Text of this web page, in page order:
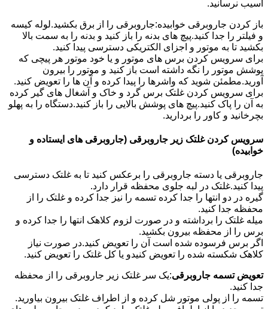
آسیب نرسانید.
باز کردن جاروبرقی خوابیده:جاروبرقی را از برق بکشید.لوله کیسه
و فیلتر را جدا کنید.پیچ های بدنه را باز کنید و بدنه را به سمت بالا
بکشید تا به موتور و اجزای الکتریکی دسترسی پیدا کنید.
برای سرویس کردن برس های موتور و یا خود موتور هر پیچی که
پوشش موتور را نگه داشته است باز کنید و موتور را بیرون
آورید.مطمئن شوید که واشرها را پیدا کرده و آن ها را تعویض کنید.
برای سرویس کردن غلتک برس گرد و خاک و آشغال های گیر کرده
به آن را پاک کنید.پیچ های پوشش بالایی را باز کنید.دستگاه را به پهلو
بچرخانید و کاور را بردارید.
سرویس کردن غلتک زیر جاروبرقی (جاروبرقی های ایستاده و
خوابیده)
جاروبرقی یا دسته جاروبرقی را برعکس کنید تا به غلتک دسترسی
پیدا کنید.غلتک در لبه جلوی محفظه قرار دارد.
گیره در دو انتها را جدا کرده تسمه را نیز جدا کرده و غلتک را از
محفظه جدا کنید.
میله غلتک را برداشته و در صورت لزوم کلاهک انتها را جدا کرده و
برس را از محفظه بیرون بکشید.
اگر برس فرسوده شده است آن را تعویض کنید.در صورت نیاز
کلاهک شکسته شده را تعویض کنیدو یا کل غلتک را تعویض کنید.
تعویض تسمه جاروبرقی:یک سر غلتک زیر جاروبرقی را از محفظه
جدا کنید.
تسمه را از پولی موتور شل کرده و از اطراف غلتک بیرون بیاورید.